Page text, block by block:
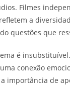
Filmes
a
questões que
é
conexão
importância de